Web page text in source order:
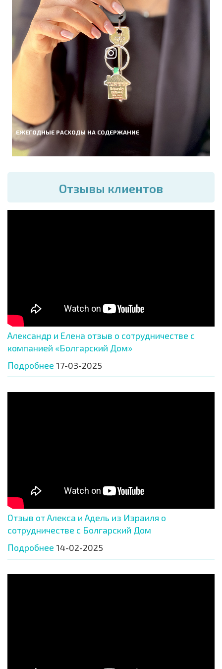
ЕЖЕГОДНЫЕ РАСХОДЫ НА СОДЕРЖАНИЕ
Отзывы клиентов
Александр и Елена отзыв о сотрудничестве с
компанией «Болгарский Дом»
Подробнее 17-03-2025
Отзыв от Алекса и Адель из Израиля о
сотрудничестве с Болгарский Дом
Подробнее 14-02-2025